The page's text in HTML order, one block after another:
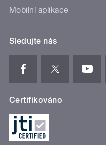
Mobilní aplikace
Sledujte nás
Certifikováno